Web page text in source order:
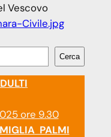
Vescovo
Civile.jpg
Cerca
ore 9.30
PALMI